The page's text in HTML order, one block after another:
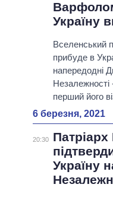
Україну
Вселенський
прибуде в
напередодні
Незалежності
перший його
6 березня, 2021
20:30
Україну